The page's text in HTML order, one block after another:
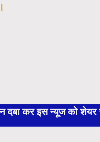
दबा कर इस न्यूज को